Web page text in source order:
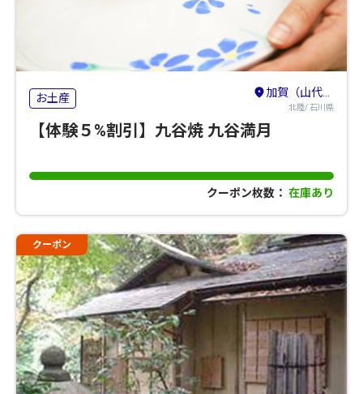
お土産 加賀（山代・山中・粟津）・小松・白山
北陸/ 石川県
【体験５%割引】九谷焼 九谷満月
クーポン枚数： 在庫あり
クーポン